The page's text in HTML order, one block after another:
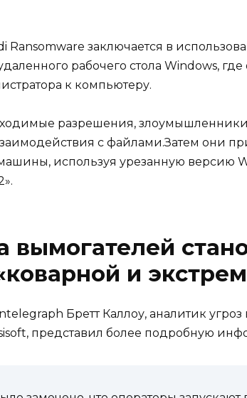
Ransomware заключается в
рабочего стола Windows,
к компьютеру.
разрешения, злоумышленники
с файлами.Затем они
используя урезанную версию
вымогателей
и
Бретт Каллоу, аналитик
представил более подробную